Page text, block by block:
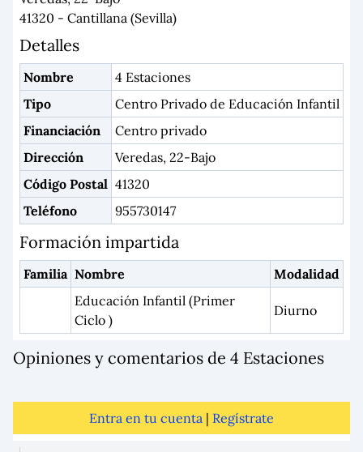
41320 - Cantillana (Sevilla)
Detalles
Nombre
4 Estaciones
Tipo
Centro Privado de Educación Infantil
Financiación
Centro privado
Dirección
Veredas, 22-Bajo
Código Postal 41320
Teléfono
955730147
Formación impartida
Familia Nombre
Modalidad
Educación Infantil (Primer
Ciclo )
Diurno
Opiniones y comentarios de 4 Estaciones
Entra en tu cuenta | Regístrate